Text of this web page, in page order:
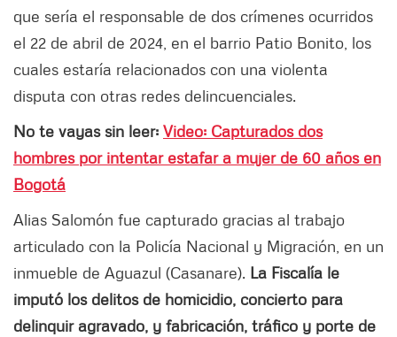
que sería el responsable de dos crímenes ocurridos
el 22 de abril de 2024, en el barrio Patio Bonito, los
cuales estaría relacionados con una violenta
disputa con otras redes delincuenciales.
No te vayas sin leer: Video: Capturados dos
hombres por intentar estafar a mujer de 60 años en
Bogotá
Alias Salomón fue capturado gracias al trabajo
articulado con la Policía Nacional y Migración, en un
inmueble de Aguazul (Casanare). La Fiscalía le
imputó los delitos de homicidio, concierto para
delinquir agravado, y fabricación, tráfico y porte de